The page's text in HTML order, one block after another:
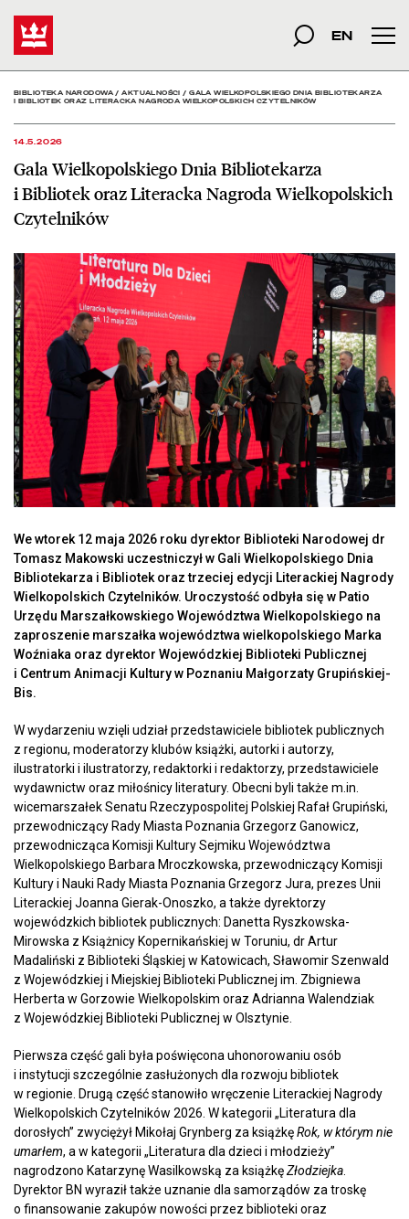
Gala Wielkopolskiego
szukana fraza
Szukaj
EN
BIBLIOTEKA NARODOWA/AKTUALNOŚCI /GALA WIELKOPOLSKIEGO DNIA BIBLIOTEKARZA
I BIBLIOTEK ORAZ LITERACKA NAGRODA WIELKOPOLSKICH CZYTELNIKÓW
14.5.2026
Gala Wielkopolskiego Dnia Bibliotekarza
i Bibliotek oraz Literacka Nagroda Wielkopolskich
Czytelników
We wtorek 12 maja 2026 roku dyrektor Biblioteki Narodowej dr
Tomasz Makowski uczestniczył w Gali Wielkopolskiego Dnia
Bibliotekarza i Bibliotek oraz trzeciej edycji Literackiej Nagrody
Wielkopolskich Czytelników. Uroczystość odbyła się w Patio
Urzędu Marszałkowskiego Województwa Wielkopolskiego na
zaproszenie marszałka województwa wielkopolskiego Marka
Woźniaka oraz dyrektor Wojewódzkiej Biblioteki Publicznej
i Centrum Animacji Kultury w Poznaniu Małgorzaty Grupińskiej-
Bis.
W wydarzeniu wzięli udział przedstawiciele bibliotek publicznych
z regionu, moderatorzy klubów książki, autorki i autorzy,
ilustratorki i ilustratorzy, redaktorki i redaktorzy, przedstawiciele
wydawnictw oraz miłośnicy literatury. Obecni byli także m.in.
wicemarszałek Senatu Rzeczypospolitej Polskiej Rafał Grupiński,
przewodniczący Rady Miasta Poznania Grzegorz Ganowicz,
przewodnicząca Komisji Kultury Sejmiku Województwa
Wielkopolskiego Barbara Mroczkowska, przewodniczący Komisji
Kultury i Nauki Rady Miasta Poznania Grzegorz Jura, prezes Unii
Literackiej Joanna Gierak-Onoszko, a także dyrektorzy
wojewódzkich bibliotek publicznych: Danetta Ryszkowska-
Mirowska z Książnicy Kopernikańskiej w Toruniu, dr Artur
Madaliński z Biblioteki Śląskiej w Katowicach, Sławomir Szenwald
z Wojewódzkiej i Miejskiej Biblioteki Publicznej im. Zbigniewa
Herberta w Gorzowie Wielkopolskim oraz Adrianna Walendziak
z Wojewódzkiej Biblioteki Publicznej w Olsztynie.
Pierwsza część gali była poświęcona uhonorowaniu osób
i instytucji szczególnie zasłużonych dla rozwoju bibliotek
w regionie. Drugą część stanowiło wręczenie Literackiej Nagrody
Wielkopolskich Czytelników 2026. W kategorii „Literatura dla
dorosłych” zwyciężył Mikołaj Grynberg za książkęRok, w którym nie
umarłem, a w kategorii „Literatura dla dzieci i młodzieży”
nagrodzono Katarzynę Wasilkowską za książkęZłodziejka
Dyrektor BN wyraził także uznanie dla samorządów za troskę
o finansowanie zakupów nowości przez biblioteki oraz